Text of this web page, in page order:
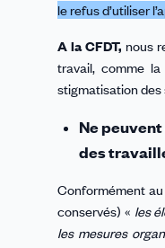
le refus d’utiliser
A la CFDT, nous
travail, comme
stigmatisation des
Ne
des
Conformément au
conservés) « les
les mesures